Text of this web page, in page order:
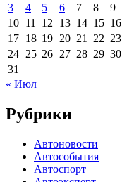
3
4 5 6 7 8
9
10 11 12 13 14 15 16
17 18 19 20 21 22 23
24 25 26 27 28 29 30
31
« Июл
Рубрики
Автоновости
Автособытия
Автоспорт